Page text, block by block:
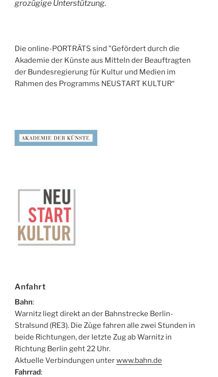
grozügige Unterstützung.
Die online-PORTRÄTS sind "Gefördert durch die
Akademie der Künste aus Mitteln der Beauftragten
der Bundesregierung für Kultur und Medien im
Rahmen des Programms NEUSTART KULTUR“
Anfahrt
Bahn:
Warnitz liegt direkt an der Bahnstrecke Berlin-
Stralsund (RE3). Die Züge fahren alle zwei Stunden in
beide Richtungen, der letzte Zug ab Warnitz in
Richtung Berlin geht 22 Uhr.
Aktuelle Verbindungen unterwww.bahn.de
Fahrrad: